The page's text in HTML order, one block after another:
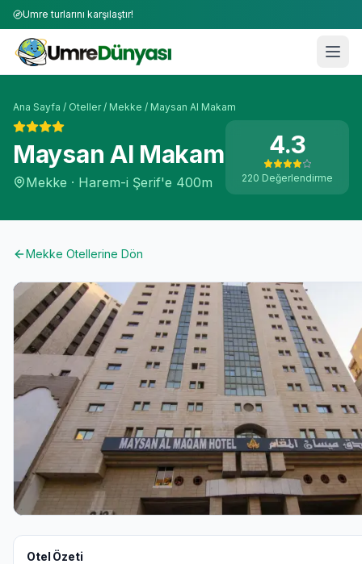
Umre turlarını karşılaştır!
Ana Sayfa / Oteller/ Mekke / Maysan Al Makam
Maysan Al Makam
Mekke · Harem-i Şerif'e 400m
4.3
220 Değerlendirme
Mekke Otellerine Dön
Otel Özeti